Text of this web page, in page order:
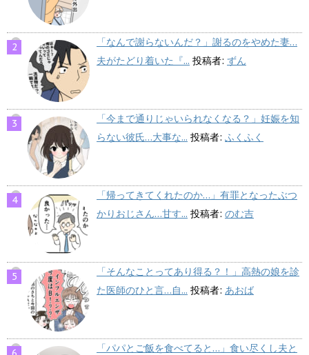
「なんで謝らないんだ？」謝るのをやめた妻…
夫がたどり着いた『... 投稿者: ずん
「今まで通りじゃいられなくなる？」妊娠を知
らない彼氏…大事な... 投稿者: ふくふく
「帰ってきてくれたのか…」有罪となったぶつ
かりおじさん…甘す... 投稿者: のむ吉
「そんなことってあり得る？！」高熱の娘を診
た医師のひと言…自... 投稿者: あおば
「パパとご飯を食べてると…」食い尽くし夫と